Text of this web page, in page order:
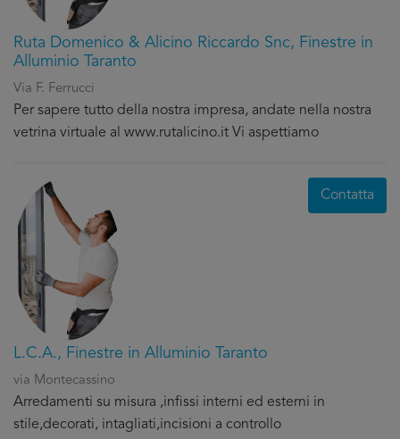
Ruta Domenico & Alicino Riccardo Snc, Finestre in
Alluminio Taranto
Via F. Ferrucci
Per sapere tutto della nostra impresa, andate nella nostra
vetrina virtuale al www.rutalicino.it Vi aspettiamo
L.C.A., Finestre in Alluminio Taranto
via Montecassino
Arredamenti su misura ,infissi interni ed esterni in
stile,decorati, intagliati,incisioni a controllo
Contatta